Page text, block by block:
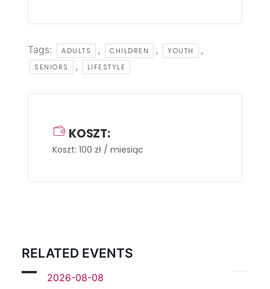
Tags: ADULTS , CHILDREN , YOUTH ,
SENIORS , LIFESTYLE
KOSZT:
Koszt: 100 zł / miesiąc
RELATED EVENTS
2026-08-08